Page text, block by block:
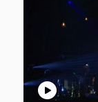
play_circle